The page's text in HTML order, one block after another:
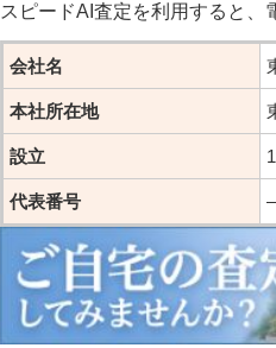
スピードAI査定を利用すると、
会社名
本社所在地
設立
代表番号